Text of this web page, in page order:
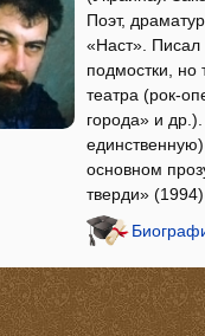
Поэт,
«Наст». Писал
подмостки, но
театра (рок-
города» и
основном
тверди»